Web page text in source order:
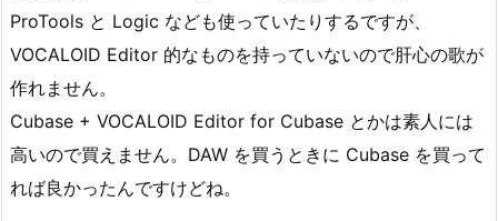
ProTools と Logic なども使っていたりするですが、
VOCALOID Editor 的なものを持っていないので肝心の歌が
作れません。
Cubase + VOCALOID Editor for Cubase とかは素人には
高いので買えません。DAW を買うときに Cubase を買って
れば良かったんですけどね。